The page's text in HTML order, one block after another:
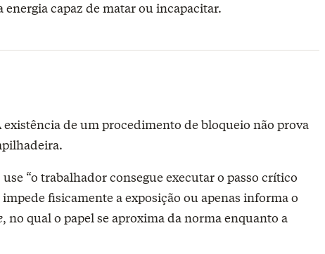
capaz de matar ou incapacitar.
existência de um procedimento de bloqueio não prova
“o trabalhador consegue executar o passo crítico
fisicamente a exposição ou apenas informa o
, no qual o papel se aproxima da norma enquanto a